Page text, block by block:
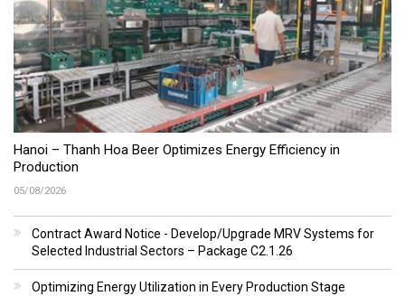
Hanoi – Thanh Hoa Beer Optimizes Energy Efficiency in
Production
05/08/2026
Contract Award Notice - Develop/Upgrade MRV Systems for
Selected Industrial Sectors – Package C2.1.26
Optimizing Energy Utilization in Every Production Stage